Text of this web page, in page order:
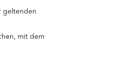
geltenden
mit dem